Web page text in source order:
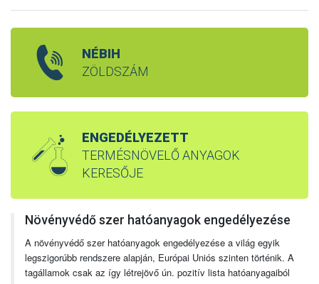
NÉBIH
ZÖLDSZÁM
ENGEDÉLYEZETT
TERMÉSNÖVELŐ ANYAGOK
KERESŐJE
Növényvédő szer hatóanyagok engedélyezése
A növényvédő szer hatóanyagok engedélyezése a világ egyik
legszigorúbb rendszere alapján, Európai Uniós szinten történik. A
tagállamok csak az így létrejövő ún. pozitív lista hatóanyagaiból